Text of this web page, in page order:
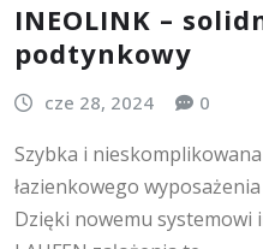
INEOLINK –
podtynkowy
cze 28, 2024 0
Szybka i
łazienkowego
Dzięki nowemu systemowi